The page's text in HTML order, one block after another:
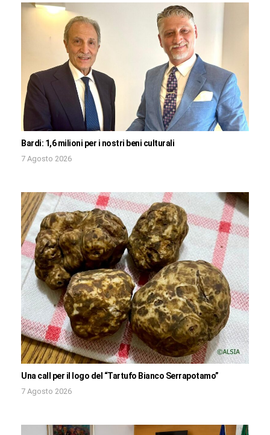
Bardi: 1,6 milioni per i nostri beni culturali
7 Agosto 2026
Una call per il logo del “Tartufo Bianco Serrapotamo”
7 Agosto 2026